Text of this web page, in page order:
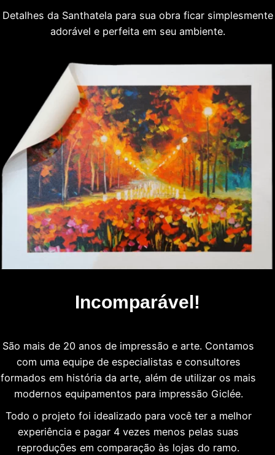
Detalhes da Santhatela para sua obra ficar simplesmente
adorável e perfeita em seu ambiente.
Incomparável!
São mais de 20 anos de impressão e arte. Contamos
com uma equipe de especialistas e consultores
formados em história da arte, além de utilizar os mais
modernos equipamentos para impressão Giclée.
Todo o projeto foi idealizado para você ter a melhor
experiência e pagar 4 vezes menos pelas suas
reproduções em comparação às lojas do ramo.